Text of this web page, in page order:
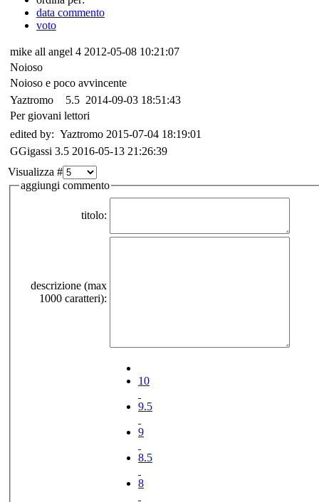
data commento
voto
mike all angel 4 2012-05-08 10:21:07
Noioso
Noioso e poco avvincente
Yaztromo
5.5 2014-09-03 18:51:43
Per giovani lettori
edited by: Yaztromo 2015-07-04 18:19:01
GGigassi 3.5 2016-05-13 21:26:39
Visualizza #
aggiungi commento
titolo:
descrizione (max
1000 caratteri):
10
9.5
9
8.5
8